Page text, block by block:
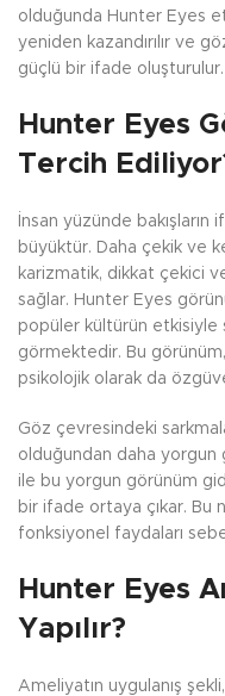
olduğunda Hunter Eyes
yeniden kazandırılır ve
güçlü bir ifade oluşturulur.
Hunter Eyes
Tercih
İnsan yüzünde
büyüktür. Daha çekik ve
karizmatik, dikkat çekici
sağlar. Hunter Eyes
popüler kültürün etkisiyle
görmektedir. Bu
psikolojik olarak da
Göz çevresindeki
olduğundan daha yorgun
ile bu yorgun görünüm
bir ifade ortaya çıkar.
fonksiyonel faydaları
Hunter Eyes
Yapılır?
Ameliyatın uygulanış